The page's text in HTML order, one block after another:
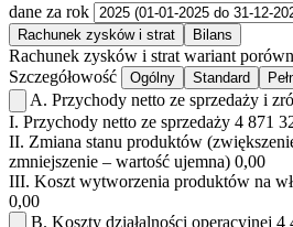
dane za rok
Rachunek zysków i strat Bilans
Rachunek zysków i strat wariant
Szczegółowość
Ogólny Standard
A. Przychody netto ze sprzedaży i
I. Przychody netto ze sprzedaży 4 871
II. Zmiana stanu produktów
zmniejszenie – wartość ujemna) 0,00
III. Koszt wytworzenia produktów na
0,00
B. Koszty działalności operacyjnej 4